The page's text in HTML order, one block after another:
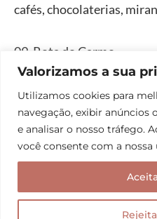
Valorizamos a sua
Utilizamos cookies para
navegação, exibir anúncios
e analisar o nosso tráfego.
você consente com a nossa
cafés, chocolaterias,
09. Rota do Carmo
A Rota do Carmo está
destaque no turismo
aspecto mais rural e
sítios e fazendas.
não tem um caminho
propriedades ficam mais